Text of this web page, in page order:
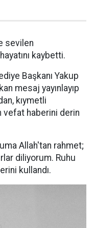
sevilen
kaybetti.
Başkanı Yakup
mesaj yayınlayıp
kıymetli
vefat haberini derin
Allah'tan rahmet;
diliyorum. Ruhu
kullandı.